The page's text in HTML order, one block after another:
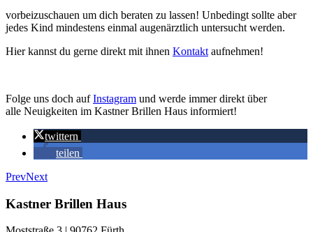
vorbeizuschauen um dich beraten zu lassen! Unbedingt sollte aber
jedes Kind mindestens einmal augenärztlich untersucht werden.
Hier kannst du gerne direkt mit ihnen Kontakt aufnehmen!
Folge uns doch aufInstagram und werde immer direkt über
alle Neuigkeiten im Kastner Brillen Haus informiert!
twittern
teilen
PrevNext
Kastner Brillen Haus